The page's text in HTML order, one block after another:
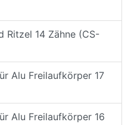
Ritzel 14 Zähne (CS-
Alu Freilaufkörper 17
Alu Freilaufkörper 16